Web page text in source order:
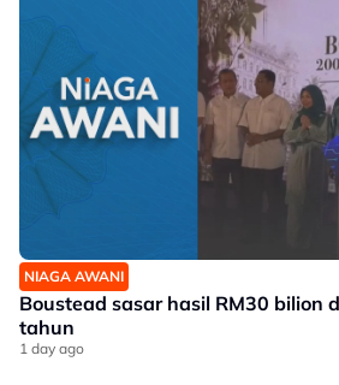
NIAGA AWANI
Boustead sasar hasil RM30 bilion
tahun
1 day ago